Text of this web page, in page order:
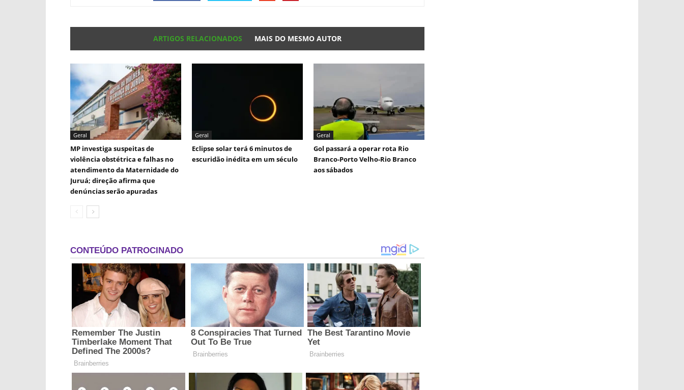
ARTIGOS RELACIONADOS MAIS DO MESMO AUTOR
Geral
MP investiga suspeitas de
violência obstétrica e falhas no
atendimento da Maternidade do
Juruá; direção afirma que
denúncias serão apuradas
Geral
Eclipse solar terá 6 minutos de
escuridão inédita em um século
Geral
Gol passará a operar rota Rio
Branco-Porto Velho-Rio Branco
aos sábados